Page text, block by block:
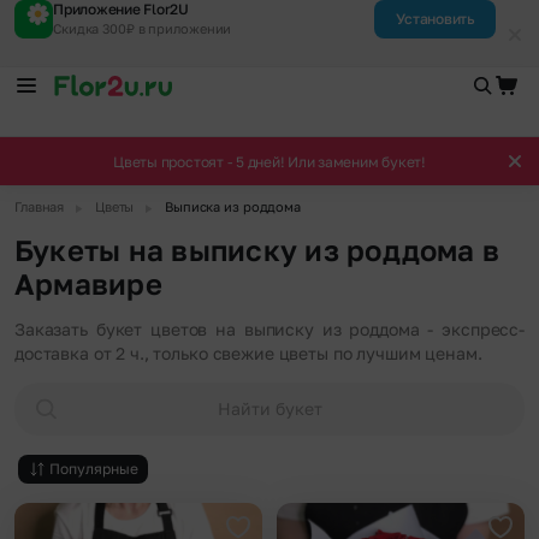
Приложение Flor2U
Скидка 300₽ в приложении
Установить
Цветы простоят - 5 дней! Или заменим букет!
Главная Цветы Выписка из роддома
Букеты на выписку из роддома в
Армавире
Заказать букет цветов на выписку из роддома - экспресс-
доставка от 2 ч., только свежие цветы по лучшим ценам.
Найти букет
Популярные